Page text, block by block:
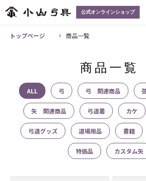
公式オンラインショップ
トップページ 商品一覧
商品一覧
ALL 弓 弓 関連商品
矢 関連商品 弓道着 カケ
弓道グッズ 道場用品 書籍
特価品 カスタム矢